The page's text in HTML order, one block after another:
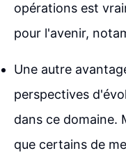
opérations est
pour l'avenir,
Une autre
perspectives
dans ce domaine.
que certains de